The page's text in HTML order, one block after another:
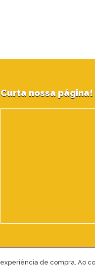
Curta nossa página!
de compra. Ao